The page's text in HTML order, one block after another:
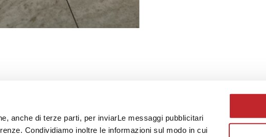
anche di terze parti, per inviarLe messaggi pubblicitari
Condividiamo inoltre le informazioni sul modo in cui